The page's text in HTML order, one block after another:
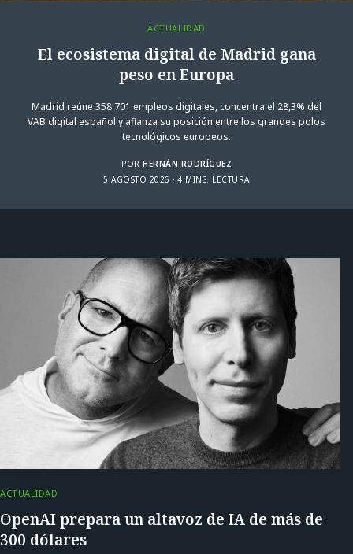
ACTUALIDAD
El ecosistema digital de Madrid gana
peso en Europa
Madrid reúne 358.701 empleos digitales, concentra el 28,3% del
VAB digital español y afianza su posición entre los grandes polos
tecnológicos europeos.
POR HERNÁN RODRÍGUEZ
5 AGOSTO 2026
4 MINS. LECTURA
ACTUALIDAD
OpenAI prepara un altavoz de IA de más de
300 dólares